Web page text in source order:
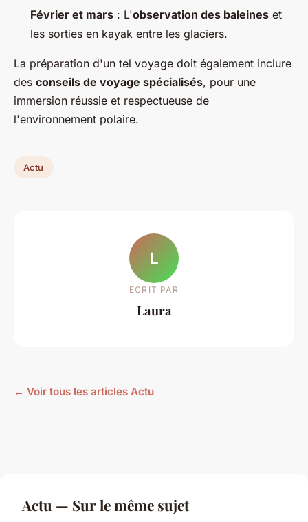
Février et mars : L'observation des baleines et
les sorties en kayak entre les glaciers.
La préparation d'un tel voyage doit également inclure
des conseils de voyage spécialisés, pour une
immersion réussie et respectueuse de
l'environnement polaire.
Actu
L
ECRIT PAR
Laura
← Voir tous les articles Actu
Actu — Sur le même sujet